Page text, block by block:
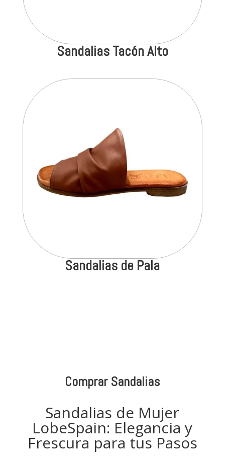
Sandalias Tacón Alto
Sandalias de Pala
Comprar Sandalias
Sandalias de Mujer
LobeSpain: Elegancia y
Frescura para tus Pasos